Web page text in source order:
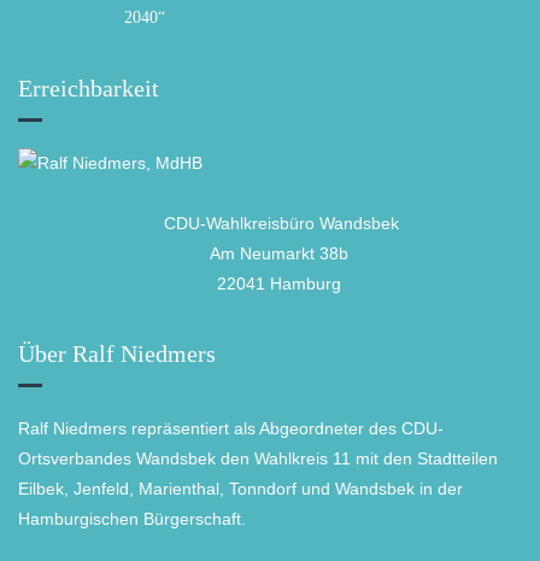
2040“
Erreichbarkeit
CDU-Wahlkreisbüro Wandsbek
Am Neumarkt 38b
22041 Hamburg
Über Ralf Niedmers
Ralf Niedmers repräsentiert als Abgeordneter des CDU-
Ortsverbandes Wandsbek den Wahlkreis 11 mit den Stadtteilen
Eilbek, Jenfeld, Marienthal, Tonndorf und Wandsbek in der
Hamburgischen Bürgerschaft.